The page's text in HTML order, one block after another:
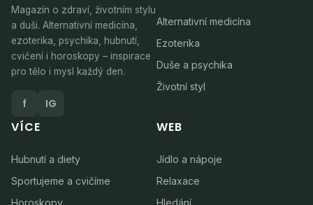
Magazín o zdraví, životním stylu
a duši. Alternativní medicína,
ezoterika, psychika, hubnutí,
cvičení i horoskopy – inspirace
pro tělo i mysl každý den.
f IG
Alternativní medicína
Ezoterika
Duše a psychika
Životní styl
VÍCE
Hubnutí a diety
Sportujeme a cvičíme
WEB
Jídlo a nápoje
Relaxace